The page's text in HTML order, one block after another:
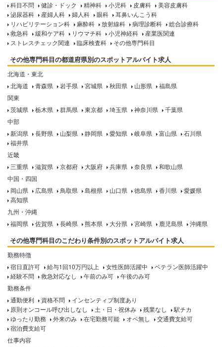
科目不問 健診・ドック 精神科 小児科 皮膚科
美容皮膚科
泌尿器科
産婦人科 婦人科 眼科
耳鼻いんこう科
リハビリテーション科
麻酔科 放射線科 病理診断科
総合診療科
救急科
緩和ケア科 リウマチ科 小児神経科
産業医関連
ストレスチェック関連
臨床検査科 その他専門科目
その他専門科目の都道府県別のスポットアルバイト求人
北海道・東北
北海道
青森県 岩手県 宮城県 秋田県 山形県
福島県
関東
茨城県
栃木県 群馬県 東京都 埼玉県 神奈川県
千葉県
中部
新潟県
長野県 山梨県 静岡県 愛知県 岐阜県 富山県
石川県
福井県
近畿
三重県
滋賀県 京都府 大阪府 兵庫県 奈良県
和歌山県
中国・四国
岡山県
広島県 鳥取県 島根県 山口県 徳島県 香川県
愛媛県
高知県
九州・沖縄
福岡県
佐賀県 長崎県 熊本県 大分県 宮崎県 鹿児島県 沖縄県
その他専門科目のこだわり条件別のスポットアルバイト求人
勤務特徴
宿日直許可
給与1回10万円以上 女性医師活躍中
ベテラン医師活躍中
経験不問
救急対応なし 午前のみ可
午後のみ可
勤務条件
通勤便利
資格不問
インセンティブ制度あり
原則オンコール呼び出しなし
土・日・祝休み 残業なし
駅チカ
ゆったり勤務
外来のみ 在宅勤務可能 オペ無し
交通費支給可
宿泊費支給可
仕事内容